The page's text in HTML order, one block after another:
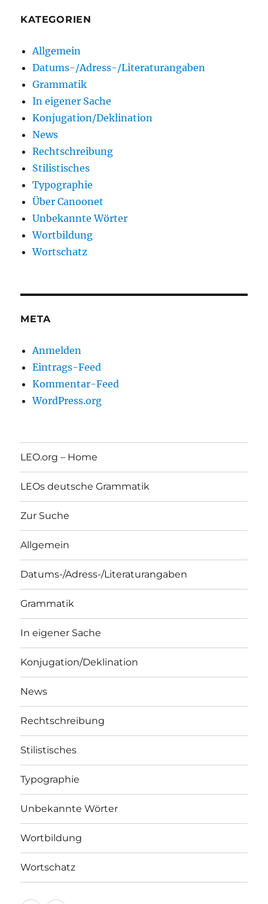
KATEGORIEN
Allgemein
Datums-/Adress-/Literaturangaben
Grammatik
In eigener Sache
Konjugation/Deklination
News
Rechtschreibung
Stilistisches
Typographie
Über Canoonet
Unbekannte Wörter
Wortbildung
Wortschatz
META
Anmelden
Eintrags-Feed
Kommentar-Feed
WordPress.org
LEO.org – Home
LEOs deutsche Grammatik
Zur Suche
Allgemein
Datums-/Adress-/Literaturangaben
Grammatik
In eigener Sache
Konjugation/Deklination
News
Rechtschreibung
Stilistisches
Typographie
Unbekannte Wörter
Wortbildung
Wortschatz